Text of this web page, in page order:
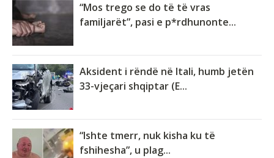
“Mos trego se do të të vras
familjarët”, pasi e p*rdhunonte...
Aksident i rëndë në Itali, humb jetën
33-vjeçari shqiptar (E...
“Ishte tmerr, nuk kisha ku të
fshihesha”, u plag...